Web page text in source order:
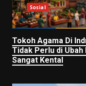
Sosial
Tokoh Agama Di
Tidak Perlu di Ubah
Sangat Kental